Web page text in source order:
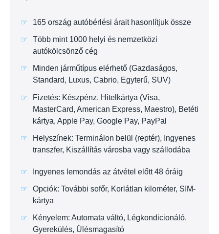
165 ország autóbérlési árait hasonlítjuk össze
Több mint 1000 helyi és nemzetközi
autókölcsönző cég
Minden járműtípus elérhető (Gazdaságos,
Standard, Luxus, Cabrio, Egyterű, SUV)
Fizetés: Készpénz, Hitelkártya (Visa,
MasterCard, American Express, Maestro), Betéti
kártya, Apple Pay, Google Pay, PayPal
Helyszínek: Terminálon belül (reptér), Ingyenes
transzfer, Kiszállítás városba vagy szállodába
Ingyenes lemondás az átvétel előtt 48 óráig
Opciók: További sofőr, Korlátlan kilométer, SIM-
kártya
Kényelem: Automata váltó, Légkondicionáló,
Gyerekülés, Ülésmagasító